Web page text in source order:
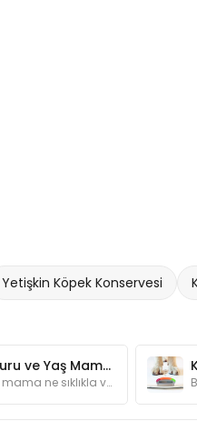
Yetişkin Köpek Konservesi
Kedi ve Köpeklerde Kuru ve Yaş Mama Dengesi Nasıl Olmalı?
“Kedilere ve köpeklere yaş mama ne sıklıkla verilmeli?” sorusunun yanıtları yazımızda.